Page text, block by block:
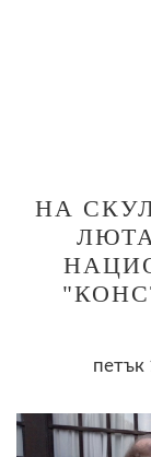
НА
петък